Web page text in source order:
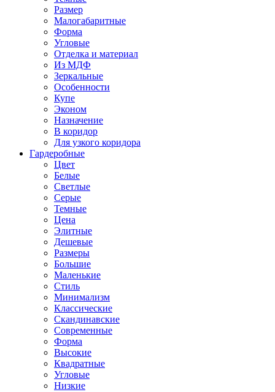
Размер
Малогабаритные
Форма
Угловые
Отделка и материал
Из МДФ
Зеркальные
Особенности
Купе
Эконом
Назначение
В коридор
Для узкого коридора
Гардеробные
Цвет
Белые
Светлые
Серые
Темные
Цена
Элитные
Дешевые
Размеры
Большие
Маленькие
Стиль
Минимализм
Классические
Скандинавские
Современные
Форма
Высокие
Квадратные
Угловые
Низкие